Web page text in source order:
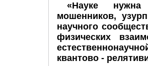
«Науке
мошенников,
научного
физических
квантово -